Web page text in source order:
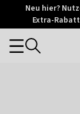
OtriumNeu hier?
Extra-
Categories